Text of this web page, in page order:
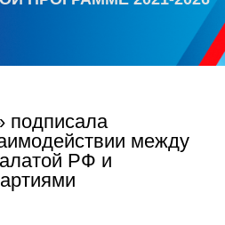
подписала
между
РФ и